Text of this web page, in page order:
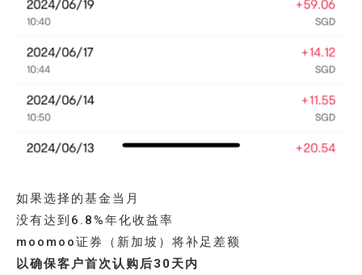
如果选择的基金当月
没有达到6.8%年化收益率
moomoo证券（新加坡）将补足差额
以确保客户首次认购后30天内